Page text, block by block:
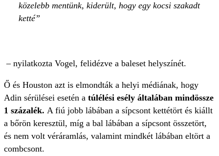
közelebb mentünk, kiderült, hogy egy kocsi szakadt
ketté
– nyilatkozta Vogel, felidézve a baleset helyszínét.
Ő és Houston azt is elmondták a helyi médiának, hogy
Adin sérülései esetén a túlélési esély általában mindössze
1 százalék. A fiú jobb lábában a sípcsont kettétört és kiállt
a bőrön keresztül, míg a bal lábában a sípcsont összetört,
és nem volt véráramlás, valamint mindkét lábában eltört a
combcsont.